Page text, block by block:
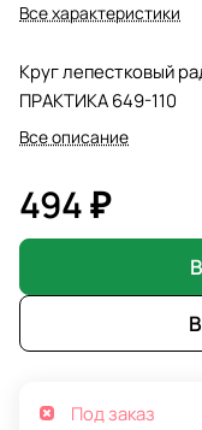
Все характеристики
Круг лепестковый
ПРАКТИКА 649-110
Все описание
494 ₽
Под заказ